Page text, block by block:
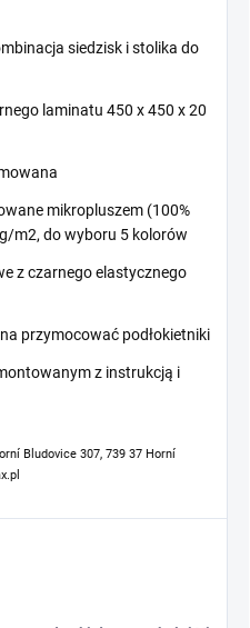
siedzisk i stolika do
laminatu 450 x 450 x 20
mikropluszem (100%
m2, do wyboru 5 kolorów
z czarnego elastycznego
przymocować podłokietniki
z instrukcją i
Bludovice 307, 739 37 Horní